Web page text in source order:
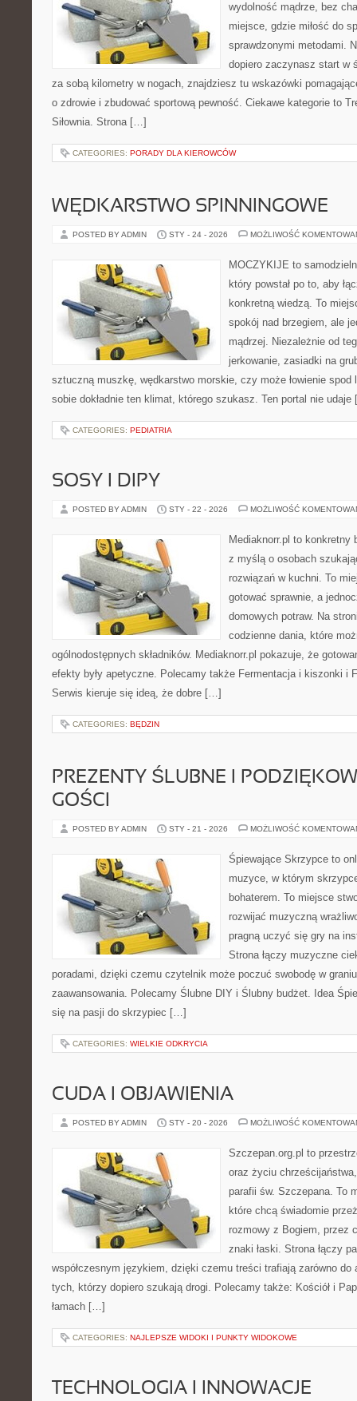
wydolność mądrze, bez
miejsce, gdzie miłość do
sprawdzonymi metodami.
dopiero zaczynasz start w
za sobą kilometry w nogach, znajdziesz tu wskazówki
o zdrowie i zbudować sportową pewność. Ciekawe kategorie to
Siłownia. Strona […]
CATEGORIES: PORADY DLA KIEROWCÓW
WĘDKARSTWO SPINNINGOWE
POSTED BY ADMIN STY - 24 - 2026 MOŻLIWOŚĆ
MOCZYKIJE to
który powstał po to, aby
konkretną wiedzą. To
spokój nad brzegiem, ale
mądrzej. Niezależnie od
jerkowanie, zasiadki na
sztuczną muszkę, wędkarstwo morskie, czy może łowienie spod
sobie dokładnie ten klimat, którego szukasz. Ten portal nie
CATEGORIES: PEDIATRIA
SOSY I DIPY
POSTED BY ADMIN STY - 22 - 2026 MOŻLIWOŚĆ
Mediaknorr.pl to konkretny
z myślą o osobach
rozwiązań w kuchni. To
gotować sprawnie, a
domowych potraw. Na
codzienne dania, które
ogólnodostępnych składników. Mediaknorr.pl pokazuje, że
efekty były apetyczne. Polecamy także Fermentacja i kiszonki i
Serwis kieruje się ideą, że dobre […]
CATEGORIES: BĘDZIN
PREZENTY ŚLUBNE I
GOŚCI
POSTED BY ADMIN STY - 21 - 2026 MOŻLIWOŚĆ
Śpiewające Skrzypce to
muzyce, w którym
bohaterem. To miejsce
rozwijać muzyczną
pragną uczyć się gry na
Strona łączy muzyczne
poradami, dzięki czemu czytelnik może poczuć swobodę w
zaawansowania. Polecamy Ślubne DIY i Ślubny budżet. Idea
się na pasji do skrzypiec […]
CATEGORIES: WIELKIE ODKRYCIA
CUDA I OBJAWIENIA
POSTED BY ADMIN STY - 20 - 2026 MOŻLIWOŚĆ
Szczepan.org.pl to
oraz życiu
parafii św. Szczepana. To
które chcą świadomie
rozmowy z Bogiem, przez
znaki łaski. Strona łączy
współczesnym językiem, dzięki czemu treści trafiają zarówno
tych, którzy dopiero szukają drogi. Polecamy także: Kościół i
łamach […]
CATEGORIES: NAJLEPSZE WIDOKI I PUNKTY WIDOKOWE
TECHNOLOGIA I INNOWACJE